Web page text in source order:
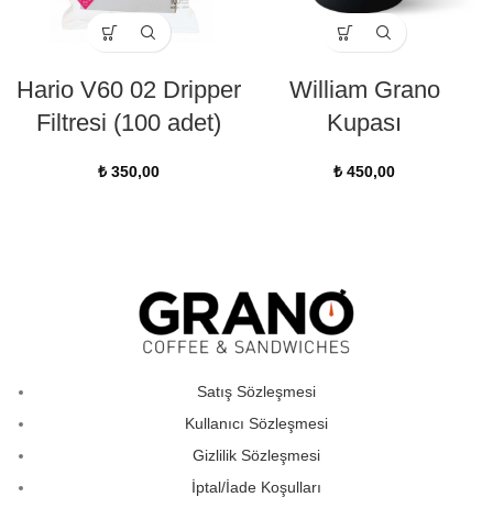
Hario V60 02 Dripper
Filtresi (100 adet)
₺ 350,00
William Grano
Kupası
₺ 450,00
Satış Sözleşmesi
Kullanıcı Sözleşmesi
Gizlilik Sözleşmesi
İptal/İade Koşulları